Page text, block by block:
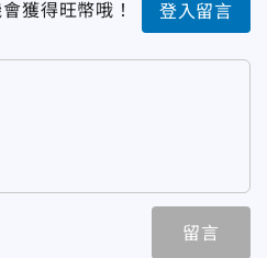
獲得旺幣哦！ 登入留言
留言